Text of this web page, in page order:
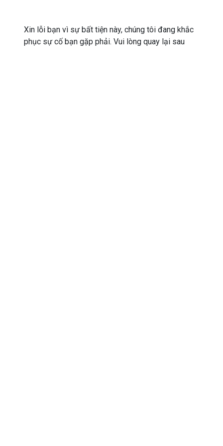
Xin lỗi bạn vì sự bất tiện này, chúng tôi đang khắc
phục sự cố bạn gặp phải. Vui lòng quay lại sau